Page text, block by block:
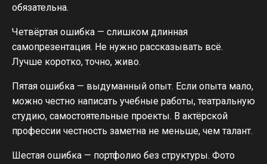
обязательна.
Четвёртая ошибка — слишком длинная
самопрезентация. Не нужно рассказывать всё.
Лучше коротко, точно, живо.
Пятая ошибка — выдуманный опыт. Если опыта мало,
можно честно написать учебные работы, театральную
студию, самостоятельные проекты. В актёрской
профессии честность заметна не меньше, чем талант.
Шестая ошибка — портфолио без структуры. Фото